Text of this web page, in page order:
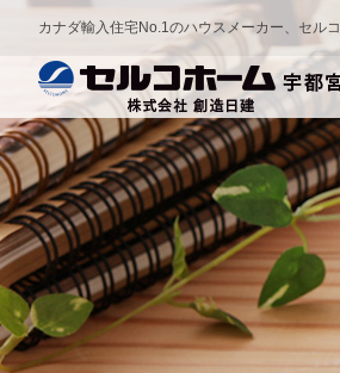
カナダ輸入住宅No.1のハウスメーカー、セル